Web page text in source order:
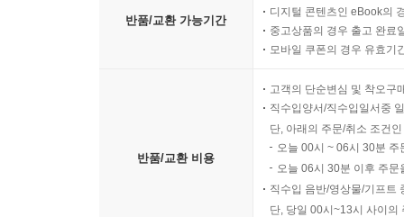
02. 난제를 푸는 혁신 회오리-DBTL
설계(Design) | 구축 및 시험(Build & Test) | 학습
03. 자연을 벤치마킹-자연 공동 디자인
반품/교환 가능기간
디지털 콘텐츠인 eBook의
중고상품의 경우 출고 완료
모바일 쿠폰의 경우 유효기
반품/교환 비용
고객의 단순변심 및 착오구
직수입양서/직수입일서중
단, 아래의 주문/취소 조건
오늘 00시 ~ 06시 30분
오늘 06시 30분 이후 주
직수입 음반/영상물/기프트
단, 당일 00시~13시 사이의